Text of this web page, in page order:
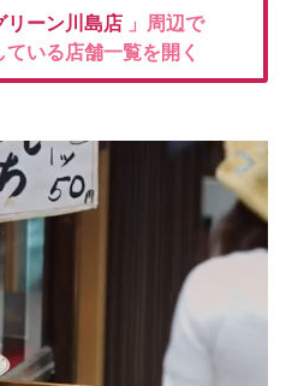
リーン川島店 」周辺で
いる店舗一覧を開く